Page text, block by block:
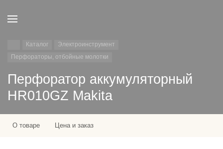
Каталог
Электроинструмент
Перфораторы, отбойные молотки
Перфоратор аккумуляторный
HR010GZ Makita
О товаре Цена и заказ